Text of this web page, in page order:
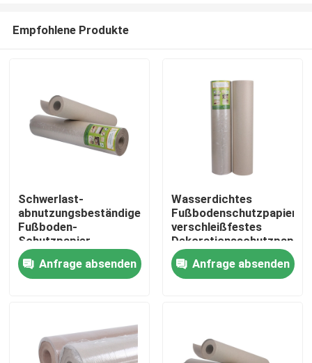
Haus
Über uns
Empfohlene Produkte
Schwerlast-
abnutzungsbeständiges
Fußboden-
Schutzpapier,
recyceltes Karton
Anfrage absenden
Wasserdichtes
Fußbodenschutzpapier,
verschleißfestes
Dekorationsschutzpapier
Anfrage absenden